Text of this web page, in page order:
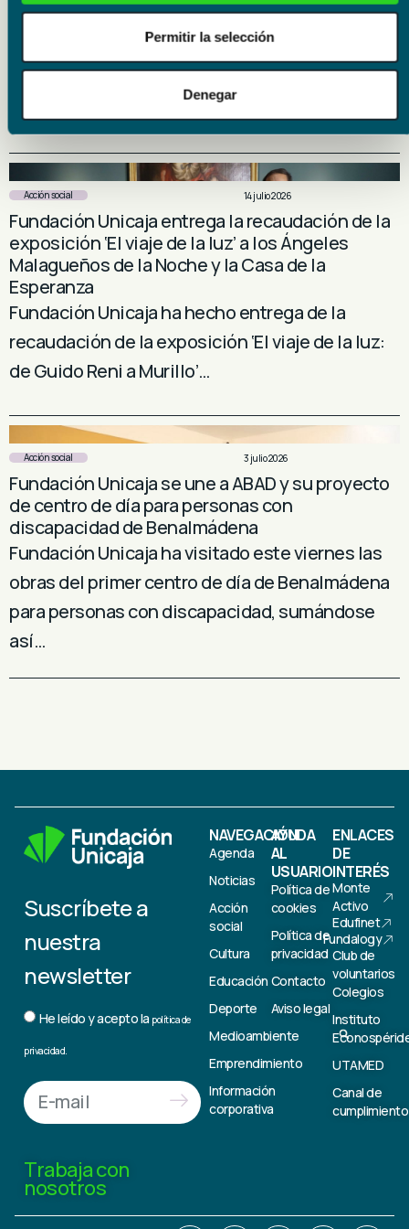
Permitir la selección
Denegar
Fundación Unicaja patrocina IV edición de los
Premios Imprescindibles, promovidos por
Grupo Joly, que en esta edición ha distinguido a
Aprompsi…
Acción social 14 julio 2026
Fundación Unicaja entrega la recaudación de la
exposición ‘El viaje de la luz’ a los Ángeles
Malagueños de la Noche y la Casa de la
Esperanza
Fundación Unicaja ha hecho entrega de la
recaudación de la exposición ‘El viaje de la luz:
de Guido Reni a Murillo’…
Acción social 3 julio 2026
Fundación Unicaja se une a ABAD y su proyecto
de centro de día para personas con
discapacidad de Benalmádena
Fundación Unicaja ha visitado este viernes las
obras del primer centro de día de Benalmádena
para personas con discapacidad, sumándose
así…
Suscríbete a
nuestra
newsletter
He leído y acepto la política de
privacidad.
Trabaja con
nosotros
NAVEGACIÓN
Agenda
Noticias
Acción
social
Cultura
Educación
Deporte
Medioambiente
Emprendimiento
Información
corporativa
AYUDA
AL
USUARIO
Política de
cookies
Política de
privacidad
Contacto
Aviso legal
ENLACES
DE
INTERÉS
Monte
Activo
Edufinet
Fundalogy
Club de
voluntarios
Colegios
Instituto
UTAMED
Canal de
cumplimiento